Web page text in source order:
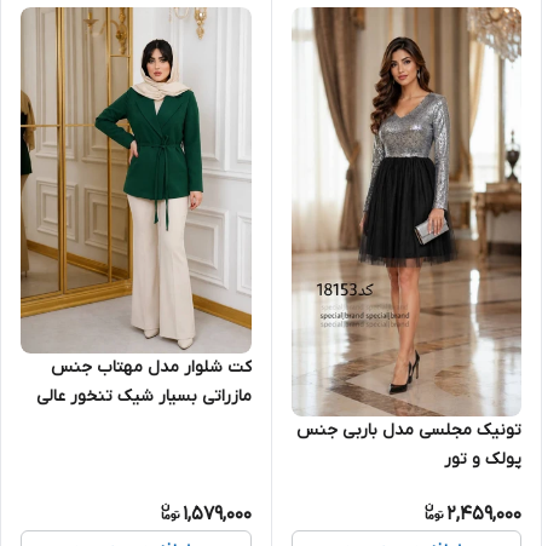
تونیک مجلسی مدل باربی جنس
پولک و تور
2,459,000
کت شلوار مدل مهتاب جنس
مازراتی بسیار شیک تنخور عالی
1,579,000